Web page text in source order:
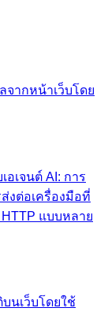
ากหน้าเว็บโดย
อเจนต์ AI: การ
งต่อเครื่องมือที่
แบบหลาย
นเว็บโดยใช้